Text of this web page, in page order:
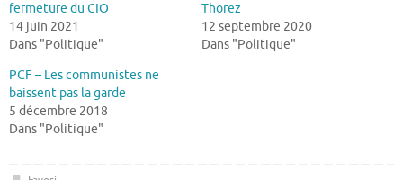
fermeture du CIO
14 juin 2021
Dans "Politique"
Thorez
12 septembre 2020
Dans "Politique"
PCF – Les communistes ne
baissent pas la garde
5 décembre 2018
Dans "Politique"